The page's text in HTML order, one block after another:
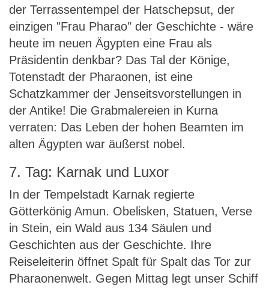
der Terrassentempel der Hatschepsut, der
einzigen "Frau Pharao" der Geschichte - wäre
heute im neuen Ägypten eine Frau als
Präsidentin denkbar? Das Tal der Könige,
Totenstadt der Pharaonen, ist eine
Schatzkammer der Jenseitsvorstellungen in
der Antike! Die Grabmalereien in Kurna
verraten: Das Leben der hohen Beamten im
alten Ägypten war äußerst nobel.
7. Tag: Karnak und Luxor
In der Tempelstadt Karnak regierte
Götterkönig Amun. Obelisken, Statuen, Verse
in Stein, ein Wald aus 134 Säulen und
Geschichten aus der Geschichte. Ihre
Reiseleiterin öffnet Spalt für Spalt das Tor zur
Pharaonenwelt. Gegen Mittag legt unser Schiff